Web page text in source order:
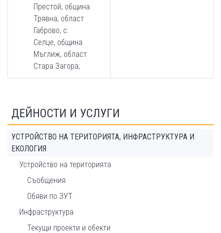
Престой, община
Трявна, област
Габрово, с.
Селце, община
Мъглиж, област
Стара Загора;
ДЕЙНОСТИ И УСЛУГИ
УСТРОЙСТВО НА ТЕРИТОРИЯТА, ИНФРАСТРУКТУРА И
ЕКОЛОГИЯ
Устройство на територията
Съобщения
Обяви по ЗУТ
Инфраструктура
Текущи проекти и обекти